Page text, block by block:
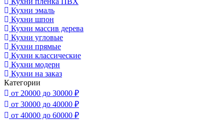
Кухни эмаль
Кухни шпон
Кухни массив дерева
Кухни угловые
Кухни прямые
Кухни классические
Кухни модерн
Кухни на заказ
Категории
от 20000 до 30000 ₽
от 30000 до 40000 ₽
от 40000 до 60000 ₽